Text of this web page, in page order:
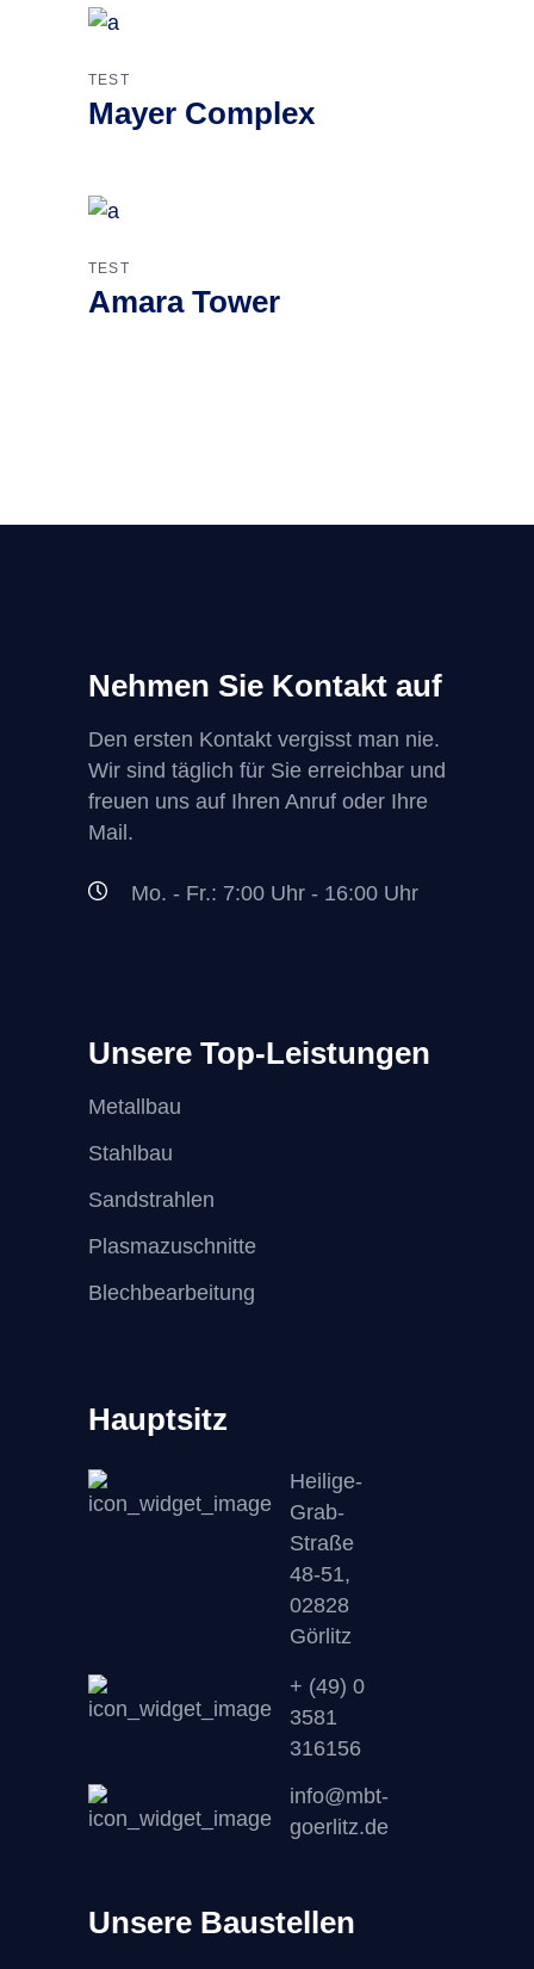
TEST
Mayer Complex
TEST
Amara Tower
Nehmen Sie Kontakt auf
Den ersten Kontakt vergisst man nie.
Wir sind täglich für Sie erreichbar und
freuen uns auf Ihren Anruf oder Ihre
Mail.
Mo. - Fr.: 7:00 Uhr - 16:00 Uhr
Unsere Top-Leistungen
Metallbau
Stahlbau
Sandstrahlen
Plasmazuschnitte
Blechbearbeitung
Hauptsitz
Heilige-
Grab-
Straße
48-51,
02828
Görlitz
+ (49) 0
3581
316156
info@mbt-
goerlitz.de
Unsere Baustellen